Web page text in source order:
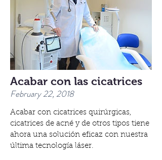
Acabar con las cicatrices
February 22, 2018
Acabar con cicatrices quirúrgicas,
cicatrices de acné y de otros tipos tiene
ahora una solución eficaz con nuestra
última tecnología láser.